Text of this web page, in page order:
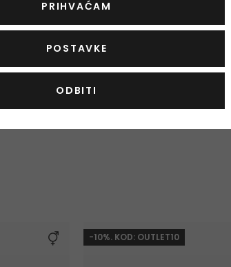
Armaf Club de Nuit
Parfemska voda
30 ml|105 ml|200 ml
Armaf
105 ml|200 ml
-10%. KOD: OUTLET10
PRIHVAĆAM
POSTAVKE
ODBITI